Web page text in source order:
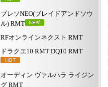
ブレソNEO(ブレイドアンドソウ
ル) RMT
RFオンラインネクスト RMT
ドラクエ10 RMT|DQ10 RMT
オーディン ヴァルハラ ライジン
グ RMT